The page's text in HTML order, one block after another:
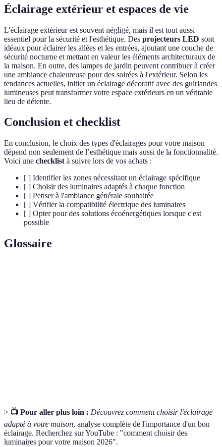
Éclairage extérieur et espaces de vie
L'éclairage extérieur est souvent négligé, mais il est tout aussi
essentiel pour la sécurité et l'esthétique. Des projecteurs LED sont
idéaux pour éclairer les allées et les entrées, ajoutant une couche de
sécurité nocturne et mettant en valeur les éléments architecturaux de
la maison. En outre, des lampes de jardin peuvent contribuer à créer
une ambiance chaleureuse pour des soirées à l'extérieur. Selon les
tendances actuelles, initier un éclairage décoratif avec des guirlandes
lumineuses peut transformer votre espace extérieurs en un véritable
lieu de détente.
Conclusion et checklist
En conclusion, le choix des types d'éclairages pour votre maison
dépend non seulement de l’esthétique mais aussi de la fonctionnalité.
Voici une checklist à suivre lors de vos achats :
[ ] Identifier les zones nécessitant un éclairage spécifique
[ ] Choisir des luminaires adaptés à chaque fonction
[ ] Penser à l'ambiance générale souhaitée
[ ] Vérifier la compatibilité électrique des luminaires
[ ] Opter pour des solutions écoénergétiques lorsque c'est
possible
Glossaire
> 📺 Pour aller plus loin : Découvrez comment choisir l'éclairage
adapté à votre maison, analyse complète de l'importance d'un bon
éclairage. Recherchez sur YouTube : "comment choisir des
luminaires pour votre maison 2026".